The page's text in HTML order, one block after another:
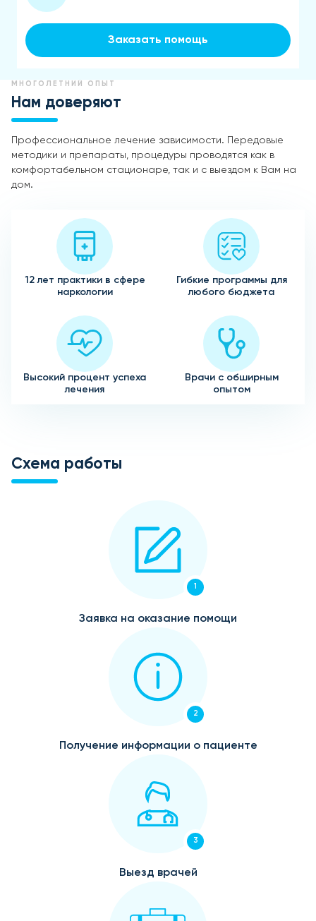
Заказать помощь
МНОГОЛЕТНИЙ ОПЫТ
Нам доверяют
Профессиональное лечение зависимости. Передовые
методики и препараты, процедуры проводятся как в
комфортабельном стационаре, так и с выездом к Вам на
дом.
12 лет практики в сфере
наркологии
Гибкие программы для
любого бюджета
Высокий процент успеха
лечения
Врачи с обширным
опытом
Схема работы
1
Заявка на оказание помощи
2
Получение информации о пациенте
3
Выезд врачей